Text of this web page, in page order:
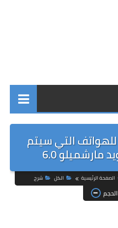
للهواتف التي سيتم
مارشميلو 6.0
الصفحة الرئيسية الكل شرح
الحجم